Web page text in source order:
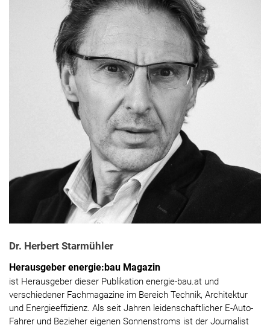
Dr. Herbert Starmühler
Herausgeber energie:bau Magazin
ist Herausgeber dieser Publikation energie-bau.at und
verschiedener Fachmagazine im Bereich Technik, Architektur
und Energieeffizienz. Als seit Jahren leidenschaftlicher E-Auto-
Fahrer und Bezieher eigenen Sonnenstroms ist der Journalist